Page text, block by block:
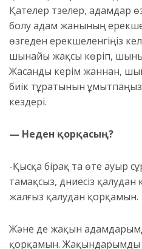
Қателер түзелер, адамдар
болу адам жанының
өзгеден ерекшеленгіңіз
шынайы жақсы көріп,
Жасанды керім жаннан,
биік тұратынын
кездері.
— Неден қорқасың?
-Қысқа бірақ та өте ауыр
тамақсыз, дүниесіз
жалғыз қалудан қорқамын.
Және де жақын
қорқамын. Жақындарымды